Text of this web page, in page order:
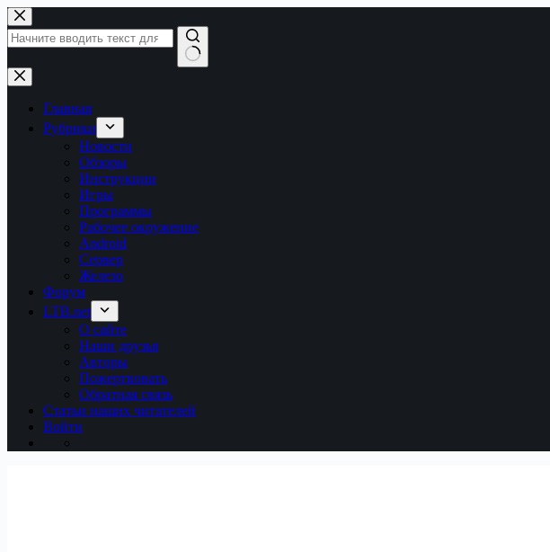
Перейти
к
сути
Ничего
не
найденоГлавная
Рубрики
Новости
Обзоры
Инструкции
Игры
Программы
Рабочее окружение
Android
Сервер
Железо
Форум
LTB.net
О сайте
Наши друзья
Авторы
Пожертвовать
Обратная связь
Статьи наших читателей
Войти